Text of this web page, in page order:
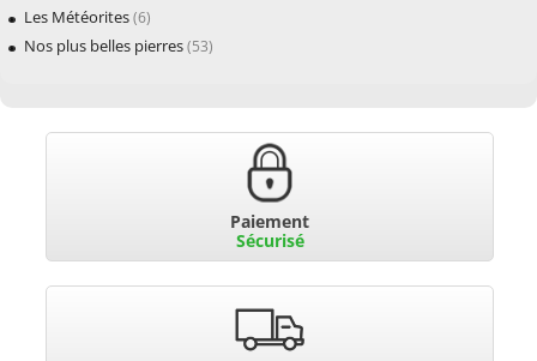
Les Météorites(6)
Nos plus belles pierres(53)
Paiement
Sécurisé